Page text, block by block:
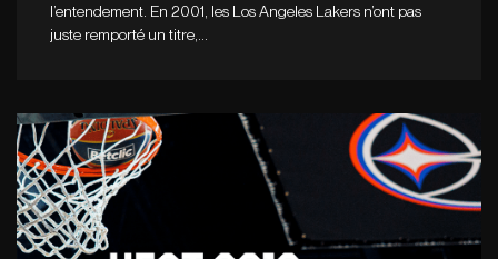
l’entendement. En 2001, les Los Angeles Lakers n’ont pas
juste remporté un titre,…